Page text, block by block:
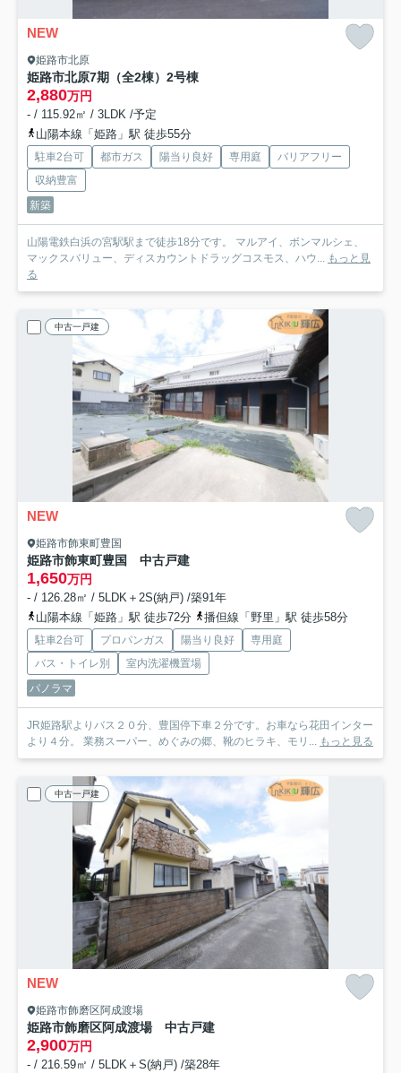
NEW
姫路市北原
姫路市北原7期（全2棟）2号棟
2,880万円
- / 115.92㎡ / 3LDK /予定
山陽本線「姫路」駅 徒歩55分
駐車2台可 都市ガス 陽当り良好 専用庭
バリアフリー
収納豊富
新築
山陽電鉄白浜の宮駅駅まで徒歩18分です。 マルアイ、ボンマルシェ、
マックスバリュー、ディスカウントドラッグコスモス、ハウ... もっと見
る
中古一戸建
NEW
姫路市飾東町豊国
姫路市飾東町豊国 中古戸建
1,650万円
- / 126.28㎡ / 5LDK＋2S(納戸) /築91年
山陽本線「姫路」駅 徒歩72分
播但線「野里」駅 徒歩58分
駐車2台可 プロパンガス 陽当り良好
専用庭
バス・トイレ別
室内洗濯機置場
パノラマ
JR姫路駅よりバス２０分、豊国停下車２分です。お車なら花田インター
より４分。 業務スーパー、めぐみの郷、靴のヒラキ、モリ... もっと見る
中古一戸建
NEW
姫路市飾磨区阿成渡場
姫路市飾磨区阿成渡場 中古戸建
2,900万円
- / 216.59㎡ / 5LDK＋S(納戸) /築28年